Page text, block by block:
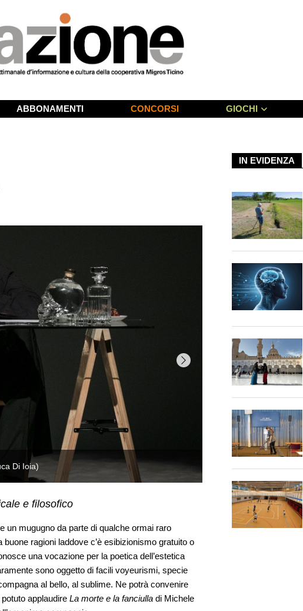
ABBONAMENTI CONCORSI GIOCHI
Lino Musella,
e filosofico
un mugugno da parte di qualche ormai raro
ragioni laddove c’è esibizionismo gratuito o
una vocazione per la poetica dell’estetica
sono oggetto di facili voyeurismi, specie
al bello, al sublime. Ne potrà convenire
applaudire La morte e la fanciulla di Michele
IN EVIDENZA